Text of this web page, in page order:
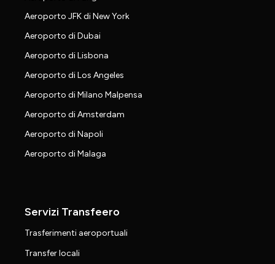
Aeroporto JFK di New York
Aeroporto di Dubai
Aeroporto di Lisbona
Aeroporto di Los Angeles
Aeroporto di Milano Malpensa
Aeroporto di Amsterdam
Aeroporto di Napoli
Aeroporto di Malaga
Servizi Transfeero
Trasferimenti aeroportuali
Transfer locali